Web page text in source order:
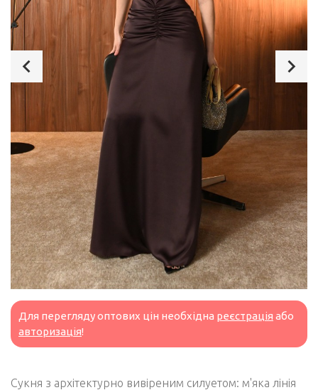
Для перегляду оптових цін необхідна реєстрація або
авторизація!
Сукня з архітектурно вивіреним силуетом: м'яка лінія